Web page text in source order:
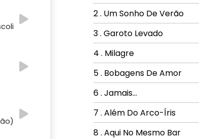
2 . Um Sonho De Verão
3 . Garoto Levado
4 . Milagre
5 . Bobagens De Amor
6 . Jamais...
7 . Além Do Arco-Íris
8 . Aqui No Mesmo Bar